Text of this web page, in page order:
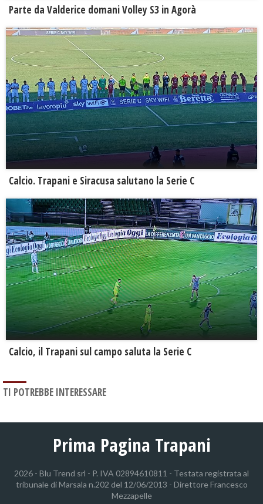
Parte da Valderice domani Volley S3 in Agorà
Calcio. Trapani e Siracusa salutano la Serie C
Calcio, il Trapani sul campo saluta la Serie C
TI POTREBBE INTERESSARE
Prima Pagina Trapani
2026 - Blu Trend srl - P. IVA 02894610811 - Testata registrata al
tribunale di Marsala n.202 del 12/06/2013 - Direttore Francesco
Mezzapelle